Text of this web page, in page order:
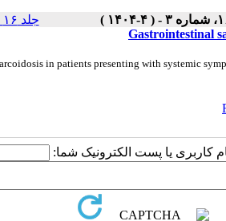
جلد ۱۶ شماره ۳ صفحات ۵۸۷-۵۸۴
Gastrointestinal
in patients presenting with systemic
کاربری یا پست الکترونیک شما: